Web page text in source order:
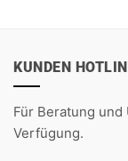
KUNDEN
Für Beratung
Verfügung.